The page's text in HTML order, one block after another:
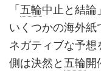
「五輪中止と結
いくつかの海外
ネガティブな予
側は決然と五輪開